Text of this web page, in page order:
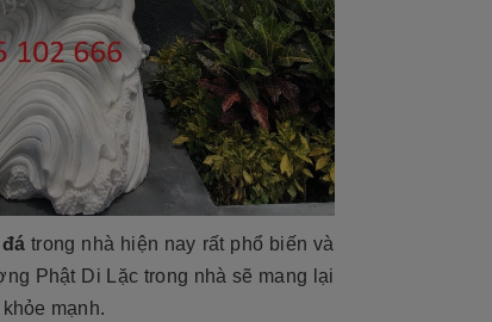
trong nhà hiện nay rất phổ biến và
Phật Di Lặc trong nhà sẽ mang lại
mạnh.